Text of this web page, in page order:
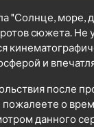
"Солнце, море,
сюжета. Не
и
после
пожалеете о
данного